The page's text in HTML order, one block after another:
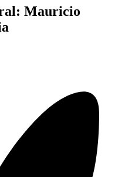
Mauricio